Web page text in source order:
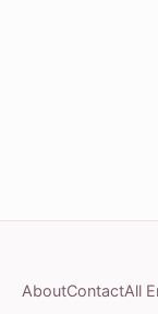
AboutContactAll